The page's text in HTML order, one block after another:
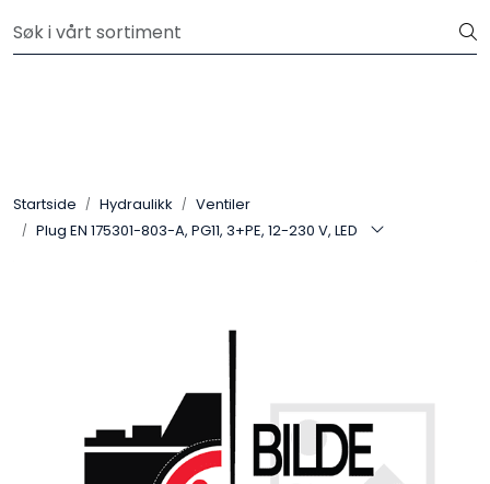
Kjøp slanger og fittings hos oss, så tilpasser og monterer vi
Startside Hydraulikk
Ventiler
Plug EN 175301-803-A, PG11, 3+PE, 12-230 V, LED
Kuplinger
Elektromekanikk